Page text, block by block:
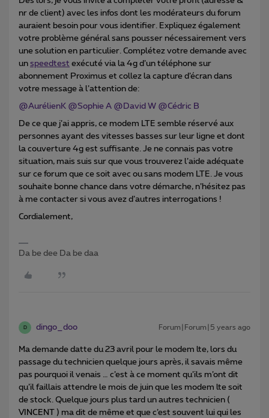
nr de client) avec les infos dont les modérateurs du forum
auraient besoin pour vous identifier. Expliquez également
votre problème général sans pousser nécessairement vers
une solution en particulier. Complétez votre demande avec
un speedtest exécuté via la 4g d’un téléphone sur
abonnement Proximus et collez la capture d’écran dans
votre message à l’attention de:
@AurélienK @Sophie A @David W @Cédric B
De ce que j’ai appris, ce modem LTE semble réservé aux
personnes ayant des vitesses basses sur leur ligne et dont
la couverture 4g est suffisante. Je ne connais pas votre
situation, mais suis sur que vous trouverez l’aide adéquate
sur ce forum que ce soit avec ou sans modem LTE. Je vous
souhaite bonne chance dans votre démarche, n’hésitez pas
à me contacter si vous avez d’autres interrogations !
Cordialement,
Da be dee Da be daa
D dingo_doo Forum|Forum|5 years ago
Ma demande datte du 23 avril pour le modem lte, lors du
passage du technicien quelque jours après, il savais même
pas pourquoi il venais … c’est à ce moment qu’ils m’ont dit
qu’il faillais attendre le mois de juin que les modem lte soit
de stock. Quelque jours plus tard un autres technicien (
VINCENT
) ma dit de même et que c’est souvent lui qui les